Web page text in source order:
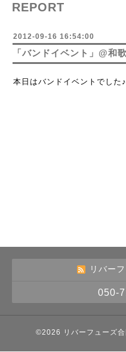
REPORT
2012-09-16 16:54:00
「バンドイベント」@和
本日はバンドイベントでした♪
リバー
050-
©2026 リバーフューズ